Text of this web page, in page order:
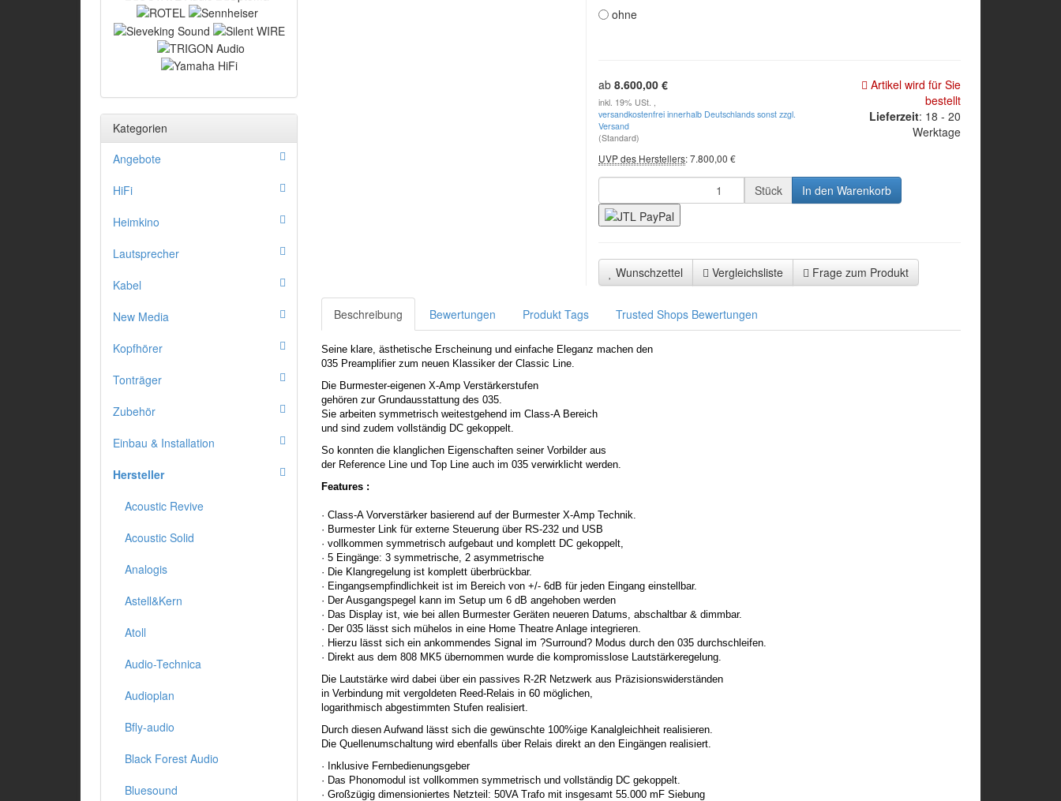
ohne
ab 8.600,00 €
inkl. 19% USt. ,
versandkostenfrei innerhalb Deutschlands sonst zzgl.
Versand
(Standard)
UVP des Herstellers:7.800,00 €
Artikel wird für Sie
bestellt
Lieferzeit: 18 - 20
Werktage
Stück In den Warenkorb
Wunschzettel Vergleichsliste Frage zum Produkt
Beschreibung Bewertungen Produkt Tags Trusted Shops Bewertungen
Seine klare, ästhetische Erscheinung und einfache Eleganz machen den
035 Preamplifier zum neuen Klassiker der Classic Line.
Die Burmester-eigenen X-Amp Verstärkerstufen
gehören zur Grundausstattung des 035.
Sie arbeiten symmetrisch weitestgehend im Class-A Bereich
und sind zudem vollständig DC gekoppelt.
So konnten die klanglichen Eigenschaften seiner Vorbilder aus
der Reference Line und Top Line auch im 035 verwirklicht werden.
Features :
· Class-A Vorverstärker basierend auf der Burmester X-Amp Technik.
· Burmester Link für externe Steuerung über RS-232 und USB
· vollkommen symmetrisch aufgebaut und komplett DC gekoppelt,
· 5 Eingänge: 3 symmetrische, 2 asymmetrische
· Die Klangregelung ist komplett überbrückbar.
· Eingangsempfindlichkeit ist im Bereich von +/- 6dB für jeden Eingang einstellbar.
· Der Ausgangspegel kann im Setup um 6 dB angehoben werden
· Das Display ist, wie bei allen Burmester Geräten neueren Datums, abschaltbar & dimmbar.
· Der 035 lässt sich mühelos in eine Home Theatre Anlage integrieren.
. Hierzu lässt sich ein ankommendes Signal im ?Surround? Modus durch den 035 durchschleifen.
· Direkt aus dem 808 MK5 übernommen wurde die kompromisslose Lautstärkeregelung.
Die Lautstärke wird dabei über ein passives R-2R Netzwerk aus Präzisionswiderständen
in Verbindung mit vergoldeten Reed-Relais in 60 möglichen,
logarithmisch abgestimmten Stufen realisiert.
Durch diesen Aufwand lässt sich die gewünschte 100%ige Kanalgleichheit realisieren.
Die Quellenumschaltung wird ebenfalls über Relais direkt an den Eingängen realisiert.
· Inklusive Fernbedienungsgeber
· Das Phonomodul ist vollkommen symmetrisch und vollständig DC gekoppelt.
· Großzügig dimensioniertes Netzteil: 50VA Trafo mit insgesamt 55.000 mF Siebung
Kategorien
Angebote
HiFi
Heimkino
Lautsprecher
Kabel
New Media
Kopfhörer
Tonträger
Zubehör
Einbau & Installation
Hersteller
Acoustic Revive
Acoustic Solid
Analogis
Astell&Kern
Atoll
Audio-Technica
Audioplan
Bfly-audio
Black Forest Audio
Bluesound